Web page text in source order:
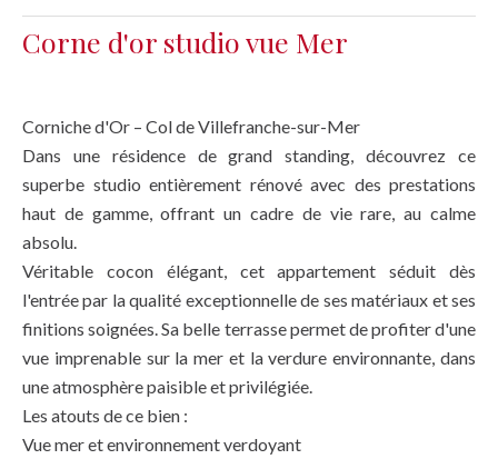
Corne d'or studio vue Mer
Corniche d'Or – Col de Villefranche-sur-Mer
Dans une résidence de grand standing, découvrez ce
superbe studio entièrement rénové avec des prestations
haut de gamme, offrant un cadre de vie rare, au calme
absolu.
Véritable cocon élégant, cet appartement séduit dès
l'entrée par la qualité exceptionnelle de ses matériaux et ses
finitions soignées. Sa belle terrasse permet de profiter d'une
vue imprenable sur la mer et la verdure environnante, dans
une atmosphère paisible et privilégiée.
Les atouts de ce bien :
Vue mer et environnement verdoyant